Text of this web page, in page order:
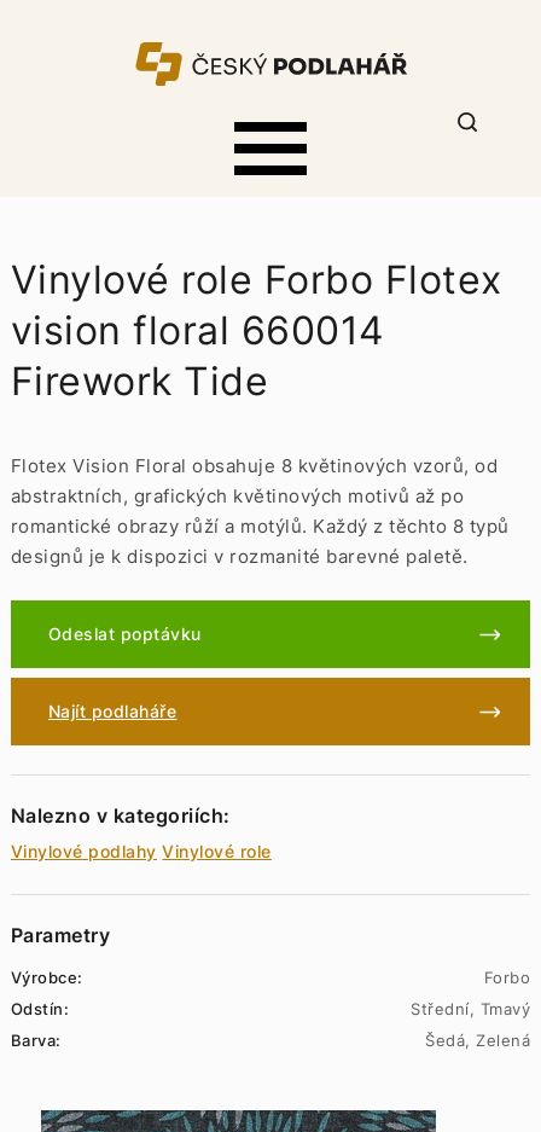
Vinylové role Forbo Flotex
vision floral 660014
Firework Tide
Flotex Vision Floral obsahuje 8 květinových vzorů, od
abstraktních, grafických květinových motivů až po
romantické obrazy růží a motýlů. Každý z těchto 8 typů
designů je k dispozici v rozmanité barevné paletě.
Odeslat poptávku
Najít podlaháře
Nalezno v kategoriích:
Vinylové podlahy Vinylové role
Parametry
Výrobce:
Forbo
Odstín:
Střední, Tmavý
Barva:
Šedá, Zelená